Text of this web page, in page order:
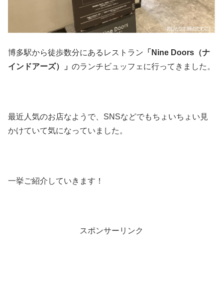
博多駅から徒歩数分にあるレストラン 「Nine Doors（ナ
インドアーズ）」 のランチビュッフェに行ってきました。
最近人気のお店なようで、SNSなどでもちょいちょい見
かけていて気になっていました。
一挙ご紹介していきます！
スポンサーリンク